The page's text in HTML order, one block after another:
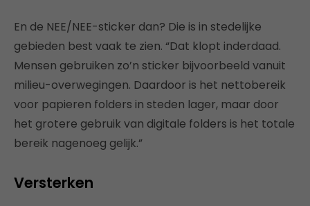
En de NEE/NEE-sticker dan? Die is in stedelijke
gebieden best vaak te zien. “Dat klopt inderdaad.
Mensen gebruiken zo’n sticker bijvoorbeeld vanuit
milieu-overwegingen. Daardoor is het nettobereik
voor papieren folders in steden lager, maar door
het grotere gebruik van digitale folders is het totale
bereik nagenoeg gelijk.”
Versterken